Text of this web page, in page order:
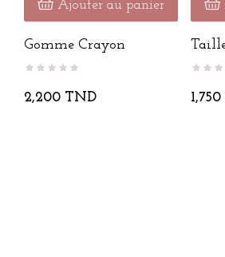
Ajouter au panier
Gomme Crayon
2,200 TND